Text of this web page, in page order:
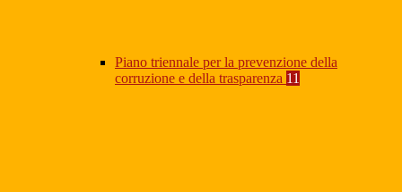
Piano triennale per la prevenzione della
corruzione e della trasparenza 11